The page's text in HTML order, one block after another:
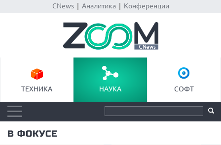
CNews| Аналитика| Конференции
ТЕХНИКА НАУКА СОФТ
В ФОКУСЕ